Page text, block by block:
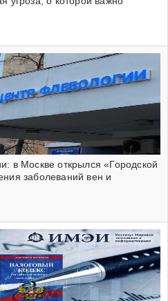
в Москве открылся «Городской
заболеваний вен и